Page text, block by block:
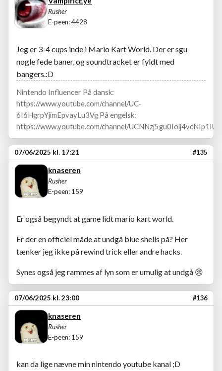
Rusher
E-peen: 4428
Jeg er 3-4 cups inde i Mario Kart World. Der er sgu
nogle fede baner, og soundtracket er fyldt med
bangers.:D
Nintendo Influencer På dansk:
https://www.youtube.com/channel/UC-
6I6HgrpYjimEpvayLu3Vg På engelsk:
https://www.youtube.com/channel/UCNNzj5gu0Iolj4vcNIp1IUA
07/06/2025 kl. 17:21 #135
knaseren
Rusher
E-peen: 159
Er også begyndt at game lidt mario kart world.
Er der en officiel måde at undgå blue shells på? Her
tænker jeg ikke på rewind trick eller andre hacks.
Synes også jeg rammes af lyn som er umulig at undgå 😢
07/06/2025 kl. 23:00 #136
knaseren
Rusher
E-peen: 159
kan da lige nævne min nintendo youtube kanal ;D